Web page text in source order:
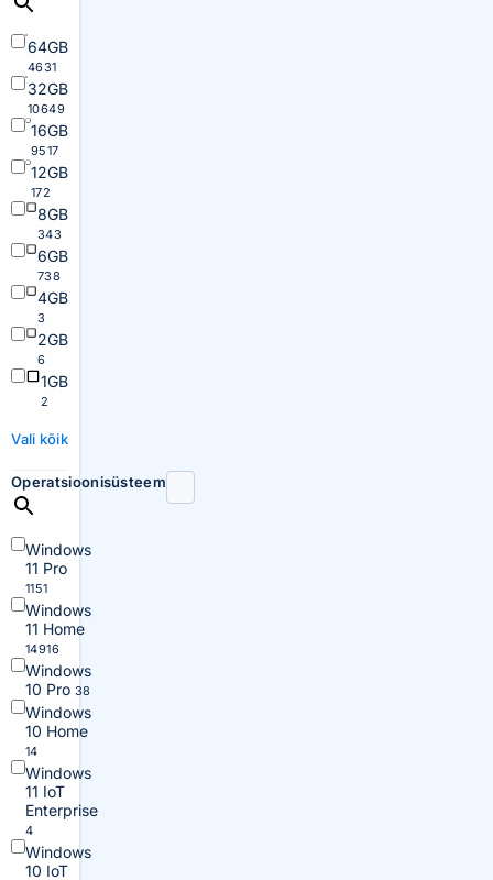
64GB
4631
32GB
10649
16GB
9517
12GB
172
8GB
343
6GB
738
4GB
3
2GB
6
1GB
2
Vali kõik
Operatsioonisüsteem
Windows
11 Pro
1151
Windows
11 Home
14916
Windows
10 Pro 38
Windows
10 Home
14
Windows
11 IoT
Enterprise
4
Windows
10 IoT